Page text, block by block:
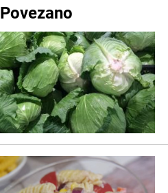
Povezano